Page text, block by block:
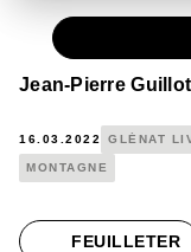
Jean-Pierre
16.03.2022 GLÉNAT
MONTAGNE
FEUILLETER